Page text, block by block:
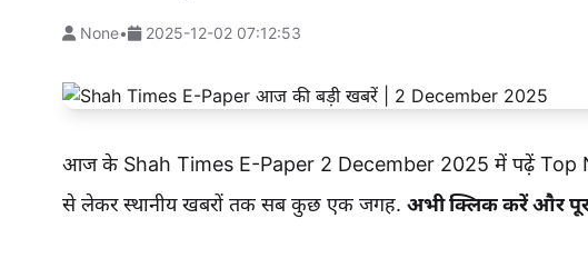
None• 2025-12-02 07:12:53
आज के Shah Times E-Paper 2 December 2025 में पढ़ें Top
से लेकर स्थानीय खबरों तक सब कुछ एक जगह. अभी क्लिक करें और